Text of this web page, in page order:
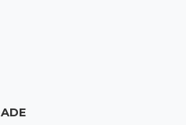
notas do Ensino